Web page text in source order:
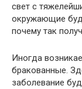
свет с
окружающие
почему так
Иногда
бракованные.
заболевание